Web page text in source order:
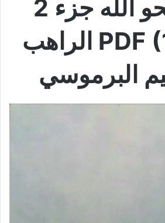
كتاب نحو الله جزء 2
PDF (15-29) الراهب
البرموسي